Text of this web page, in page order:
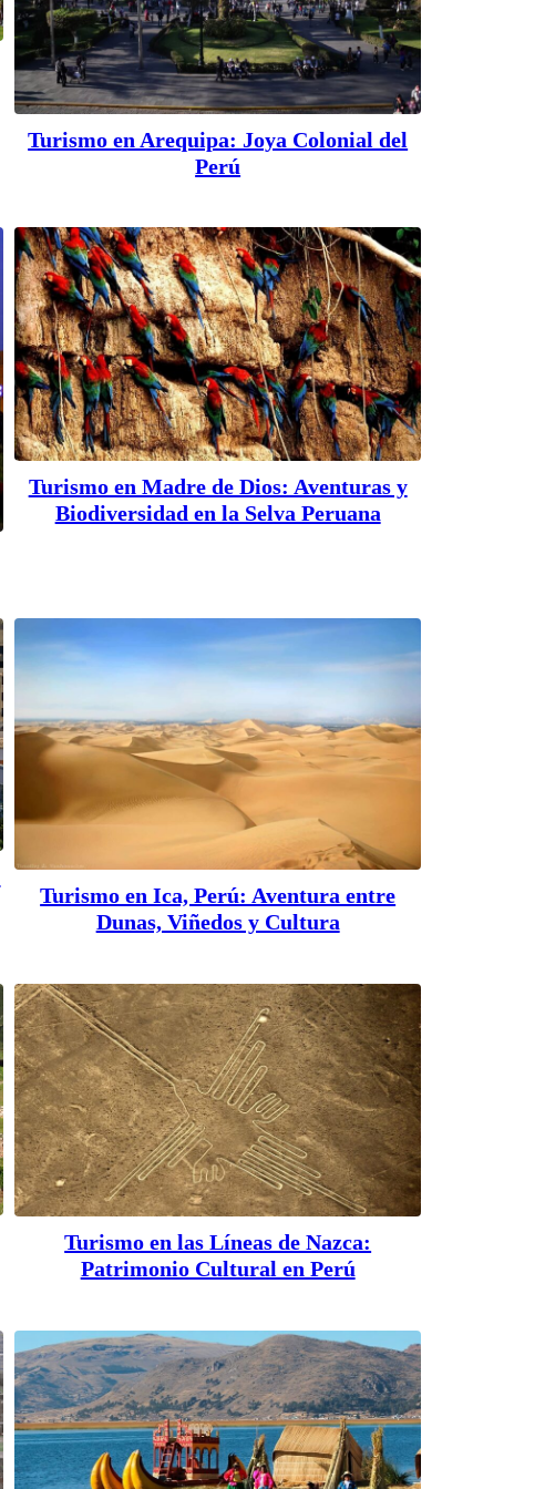
Turismo en Arequipa: Joya Colonial del
Perú
Turismo en Madre de Dios: Aventuras y
Biodiversidad en la Selva Peruana
Turismo en Ica, Perú: Aventura entre
Dunas, Viñedos y Cultura
Turismo en las Líneas de Nazca:
Patrimonio Cultural en Perú